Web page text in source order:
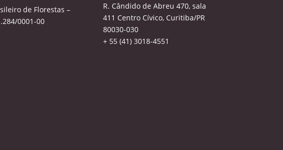
de Florestas –
0001-00
R. Cândido de Abreu 470, sala
411 Centro Cívico, Curitiba/PR
80030-030
+ 55 (41) 3018-4551